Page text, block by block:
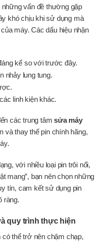
vấn đề thường gặp
khó chịu khi sử dụng mà
máy. Các dấu hiệu nhận
kể so với trước đây.
nhảy lung tung.
linh kiện khác.
các trung tâmsửa máy
thay thế pin chính hãng,
với nhiều loại pin trôi nổi,
mang”, bạn nên chọn những
tín, cam kết sử dụng pin
ràng.
quy trình thực hiện
thể trở nên chậm chạp,